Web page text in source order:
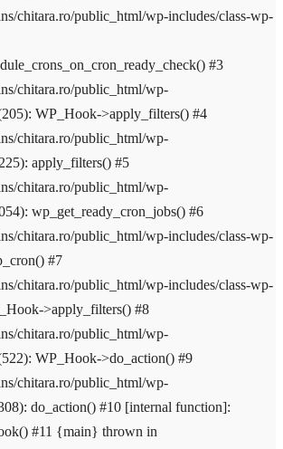
chitara.ro/public_html/wp-includes/class-wp-
#3
chitara.ro/public_html/wp-
WP_Hook->apply_filters() #4
chitara.ro/public_html/wp-
apply_filters() #5
chitara.ro/public_html/wp-
wp_get_ready_cron_jobs() #6
chitara.ro/public_html/wp-includes/class-wp-
#7
chitara.ro/public_html/wp-includes/class-wp-
>apply_filters() #8
chitara.ro/public_html/wp-
WP_Hook->do_action() #9
chitara.ro/public_html/wp-
do_action() #10 [internal function]:
#11 {main} thrown in